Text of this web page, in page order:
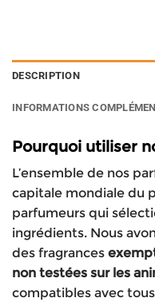
DESCRIPTION
INFORMATIONS
Pourquoi utiliser
L’ensemble de nos
capitale mondiale du
parfumeurs qui
ingrédients. Nous
des fragrances
non testées sur les
compatibles avec